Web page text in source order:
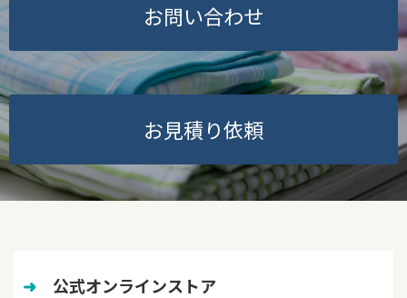
お問い合わせ
お見積り依頼
➜ 公式オンラインストア